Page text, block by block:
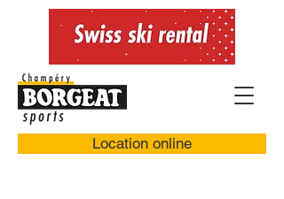
Location online